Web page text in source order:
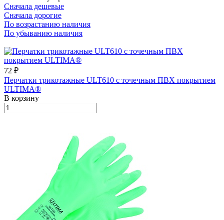
Сначала дешевые
Сначала дорогие
По возрастанию наличия
По убыванию наличия
72 ₽
Перчатки трикотажные ULT610 с точечным ПВХ покрытием
ULTIMA®
В корзину